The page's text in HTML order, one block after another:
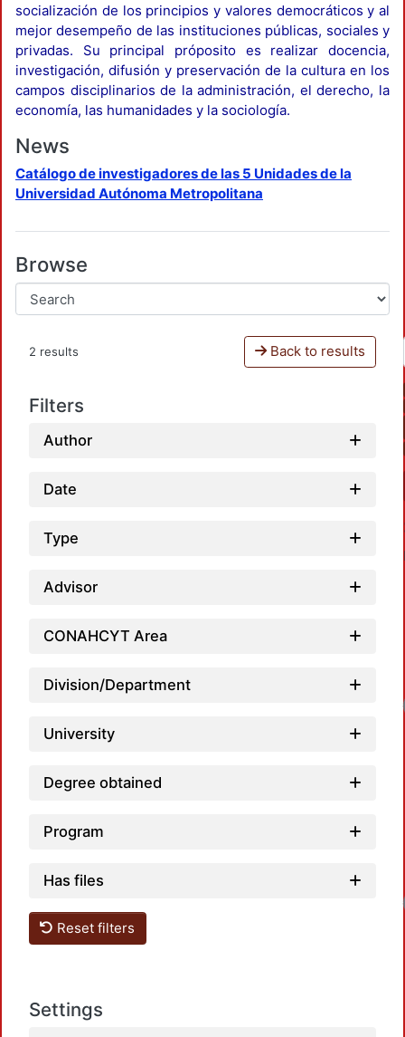
socialización de los principios y valores democráticos y al
mejor desempeño de las instituciones públicas, sociales y
privadas. Su principal próposito es realizar docencia,
investigación, difusión y preservación de la cultura en los
campos disciplinarios de la administración, el derecho, la
economía, las humanidades y la sociología.
News
Catálogo de investigadores de las 5 Unidades de la
Universidad Autónoma Metropolitana
Browse
2 results Back to results
Filters
Author
Date
Type
Advisor
CONAHCYT Area
Division/Department
University
Degree obtained
Program
Has files
Reset filters
Settings